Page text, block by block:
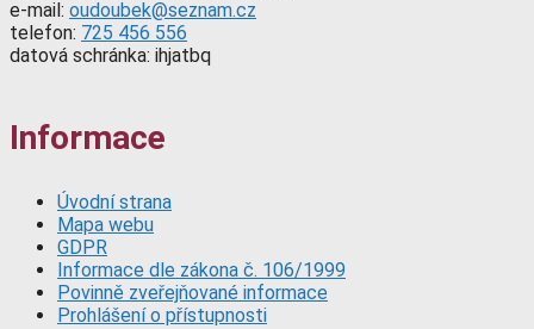
e-mail: oudoubek@seznam.cz
telefon: 725 456 556
datová schránka: ihjatbq
Informace
Úvodní strana
Mapa webu
GDPR
Informace dle zákona č. 106/1999
Povinně zveřejňované informace
Prohlášení o přístupnosti